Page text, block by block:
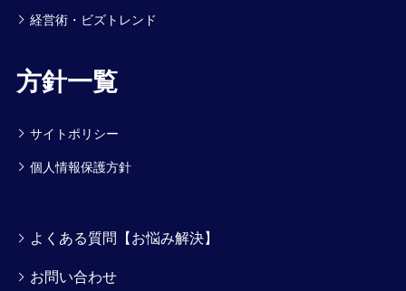
経営術・ビズトレンド
方針一覧
サイトポリシー
個人情報保護方針
よくある質問【お悩み解決】
お問い合わせ